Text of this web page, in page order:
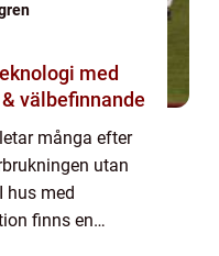
med
välbefinnande
många efter
utan
hus med
finns en